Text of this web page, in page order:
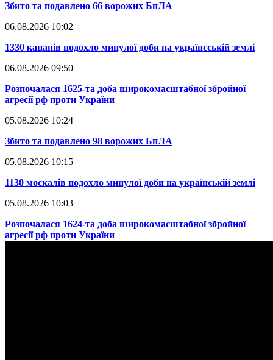
​Збито та подавлено 66 ворожих БпЛА
06.08.2026 10:02
​1330 кацапів подохло минулої доби на українсській землі
06.08.2026 09:50
​Розпочалася 1625-та доба широкомасштабної збройної
агресії рф проти України
05.08.2026 10:24
​Збито та подавлено 98 ворожих БпЛА
05.08.2026 10:15
​1130 москалів подохло минулої доби на українській землі
05.08.2026 10:03
​Розпочалася 1624-та доба широкомасштабної збройної
агресії рф проти України